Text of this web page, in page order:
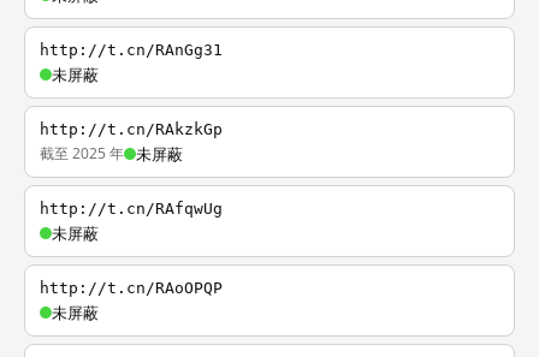
http://t.cn/RAnGg31
未屏蔽
http://t.cn/RAkzkGp
截至 2025 年 未屏蔽
http://t.cn/RAfqwUg
未屏蔽
http://t.cn/RAoOPQP
未屏蔽